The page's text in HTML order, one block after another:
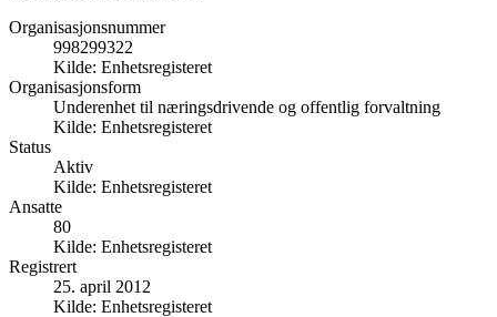
Organisasjonsnummer
998299322
Kilde: Enhetsregisteret
Organisasjonsform
Underenhet til næringsdrivende og offentlig forvaltning
Kilde: Enhetsregisteret
Status
Aktiv
Kilde: Enhetsregisteret
Ansatte
80
Kilde: Enhetsregisteret
Registrert
25. april 2012
Kilde: Enhetsregisteret